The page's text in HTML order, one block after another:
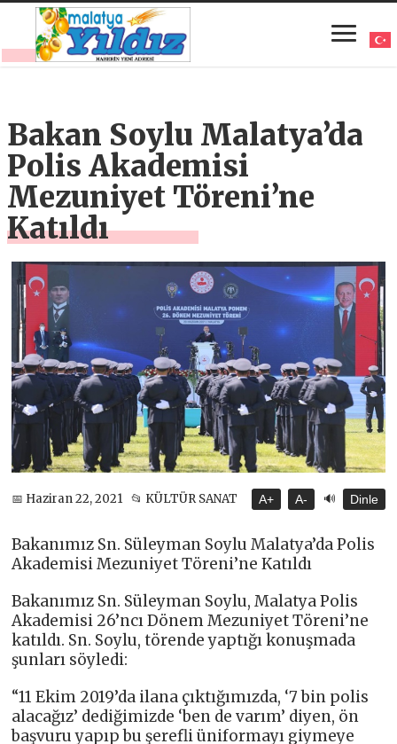
Bakan Soylu Malatya’da
Polis Akademisi
Mezuniyet Töreni’ne
Katıldı
📅 Haziran 22, 2021 📂 KÜLTÜR SANAT A+ A- 🔊 Dinle
Bakanımız Sn. Süleyman Soylu Malatya’da Polis
Akademisi Mezuniyet Töreni’ne Katıldı
Bakanımız Sn. Süleyman Soylu, Malatya Polis
Akademisi 26’ncı Dönem Mezuniyet Töreni’ne
katıldı. Sn. Soylu, törende yaptığı konuşmada
şunları söyledi:
“11 Ekim 2019’da ilana çıktığımızda, ‘7 bin polis
alacağız’ dediğimizde ‘ben de varım’ diyen, ön
başvuru yapıp bu şerefli üniformayı giymeye